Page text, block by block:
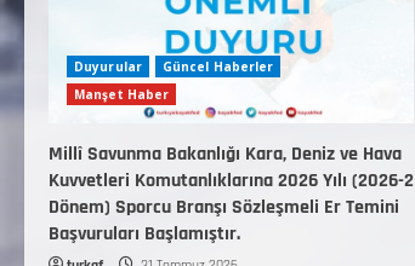
Duyurular
Güncel Haberler
Manşet Haber
Millî Savunma Bakanlığı Kara, Deniz ve Hava
Kuvvetleri Komutanlıklarına 2026 Yılı (2026-2
Dönem) Sporcu Branşı Sözleşmeli Er Temini
Başvuruları Başlamıştır.